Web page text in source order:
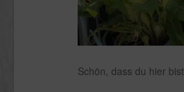
Schön, dass du hier bist.